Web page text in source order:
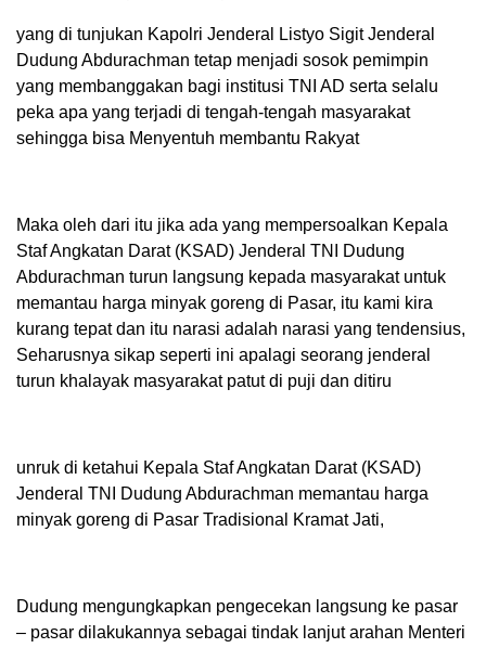
yang di tunjukan Kapolri Jenderal Listyo Sigit Jenderal
Dudung Abdurachman tetap menjadi sosok pemimpin
yang membanggakan bagi institusi TNI AD serta selalu
peka apa yang terjadi di tengah-tengah masyarakat
sehingga bisa Menyentuh membantu Rakyat
Maka oleh dari itu jika ada yang mempersoalkan Kepala
Staf Angkatan Darat (KSAD) Jenderal TNI Dudung
Abdurachman turun langsung kepada masyarakat untuk
memantau harga minyak goreng di Pasar, itu kami kira
kurang tepat dan itu narasi adalah narasi yang tendensius,
Seharusnya sikap seperti ini apalagi seorang jenderal
turun khalayak masyarakat patut di puji dan ditiru
unruk di ketahui Kepala Staf Angkatan Darat (KSAD)
Jenderal TNI Dudung Abdurachman memantau harga
minyak goreng di Pasar Tradisional Kramat Jati,
Dudung mengungkapkan pengecekan langsung ke pasar
– pasar dilakukannya sebagai tindak lanjut arahan Menteri